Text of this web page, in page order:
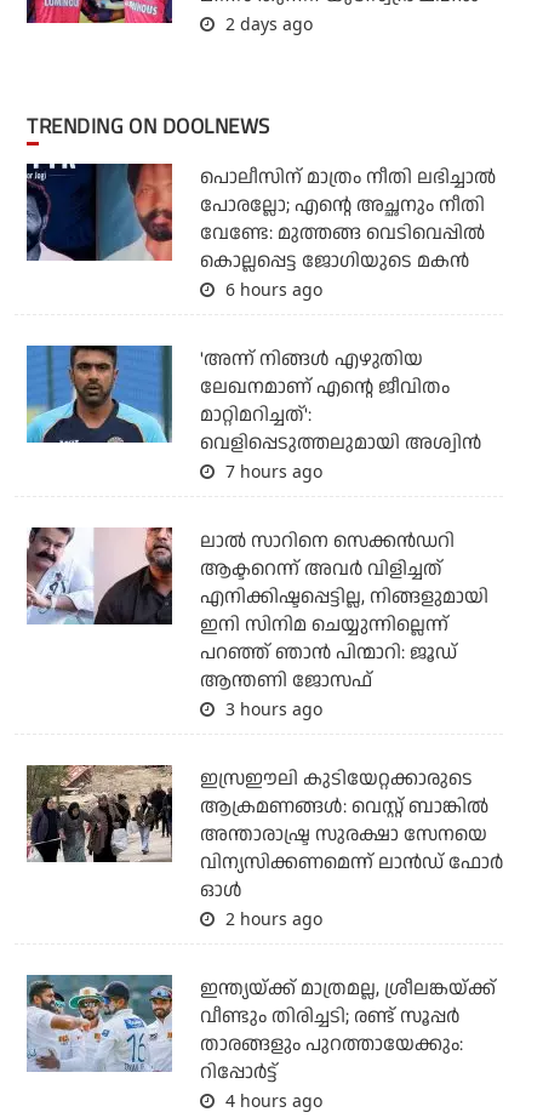
2 days ago
TRENDING ON DOOLNEWS
പൊലീസിന് മാത്രം നീതി ലഭിച്ചാല്‍
പോരല്ലോ; എന്റെ അച്ഛനും നീതി
വേണ്ടേ: മുത്തങ്ങ വെടിവെപ്പില്‍
കൊല്ലപ്പെട്ട ജോഗിയുടെ മകന്‍
6 hours ago
'അന്ന് നിങ്ങള്‍ എഴുതിയ
ലേഖനമാണ് എന്റെ ജീവിതം
മാറ്റിമറിച്ചത്':
വെളിപ്പെടുത്തലുമായി അശ്വിന്‍
7 hours ago
ലാല്‍ സാറിനെ സെക്കന്‍ഡറി
ആക്ടറെന്ന് അവര്‍ വിളിച്ചത്
എനിക്കിഷ്ടപ്പെട്ടില്ല, നിങ്ങളുമായി
ഇനി സിനിമ ചെയ്യുന്നില്ലെന്ന്
പറഞ്ഞ് ഞാന്‍ പിന്മാറി: ജൂഡ്
ആന്തണി ജോസഫ്
3 hours ago
ഇസ്രഈലി കുടിയേറ്റക്കാരുടെ
ആക്രമണങ്ങള്‍: വെസ്റ്റ് ബാങ്കില്‍
അന്താരാഷ്ട്ര സുരക്ഷാ സേനയെ
വിന്യസിക്കണമെന്ന് ലാന്‍ഡ് ഫോര്‍
ഓള്‍
2 hours ago
ഇന്ത്യയ്ക്ക് മാത്രമല്ല, ശ്രീലങ്കയ്ക്ക്
വീണ്ടും തിരിച്ചടി; രണ്ട് സൂപ്പര്‍
താരങ്ങളും പുറത്തായേക്കും:
റിപ്പോര്‍ട്ട്
4 hours ago